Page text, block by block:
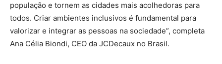
população e tornem as cidades mais acolhedoras para
todos. Criar ambientes inclusivos é fundamental para
valorizar e integrar as pessoas na sociedade”, completa
Ana Célia Biondi, CEO da JCDecaux no Brasil.